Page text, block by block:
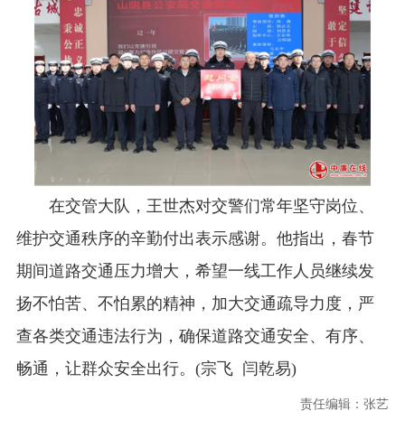
在交管大队，王世杰对交警们常年坚守岗位、
维护交通秩序的辛勤付出表示感谢。他指出，春节
期间道路交通压力增大，希望一线工作人员继续发
扬不怕苦、不怕累的精神，加大交通疏导力度，严
查各类交通违法行为，确保道路交通安全、有序、
畅通，让群众安全出行。(宗飞 闫乾易)
责任编辑：张艺